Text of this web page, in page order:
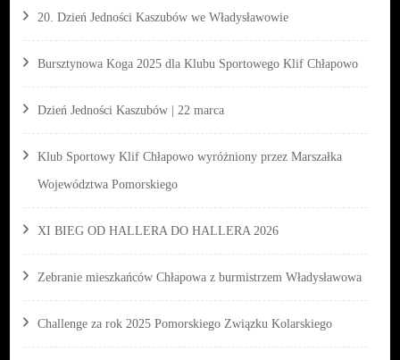
20. Dzień Jedności Kaszubów we Władysławowie
Bursztynowa Koga 2025 dla Klubu Sportowego Klif Chłapowo
Dzień Jedności Kaszubów | 22 marca
Klub Sportowy Klif Chłapowo wyróżniony przez Marszałka
Województwa Pomorskiego
XI BIEG OD HALLERA DO HALLERA 2026
Zebranie mieszkańców Chłapowa z burmistrzem Władysławowa
Challenge za rok 2025 Pomorskiego Związku Kolarskiego